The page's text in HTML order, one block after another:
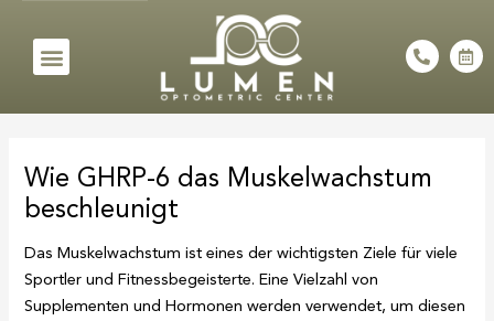
content
Menu
P
h
e
t
C
a
n
Wie GHRP-6 das Muskelwachstum
beschleunigt
Das Muskelwachstum ist eines der wichtigsten Ziele für viele
Sportler und Fitnessbegeisterte. Eine Vielzahl von
Supplementen und Hormonen werden verwendet, um diesen